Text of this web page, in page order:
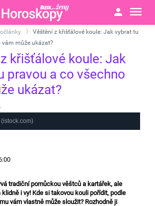
Věštění z křišťálové koule: Jak vybrat tu
může ukázat?
křišťálové koule: Jak
pravou a co všechno
ukázat?
(istock.com)
tradiční pomůckou věštců a kartářek, ale
i vy! Kde si takovou kouli pořídit, podle
vám vlastně může sloužit? Rozhodně ji